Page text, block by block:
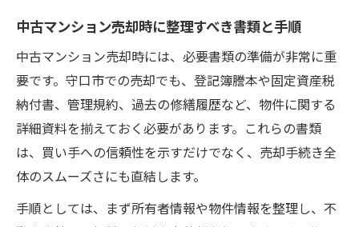
中古マンション売却成功のための事前準備
中古マンション売却で避けたい失敗事例を
紹介
中古マンション売却時の進捗管理ポイント
中古マンション売却後のトラブル防止策を
伝授
中古マンション売却時に整理すべき書類と手順
中古マンション売却時には、必要書類の準備が非常に重
要です。守口市での売却でも、登記簿謄本や固定資産税
納付書、管理規約、過去の修繕履歴など、物件に関する
詳細資料を揃えておく必要があります。これらの書類
は、買い手への信頼性を示すだけでなく、売却手続き全
体のスムーズさにも直結します。
手順としては、まず所有者情報や物件情報を整理し、不